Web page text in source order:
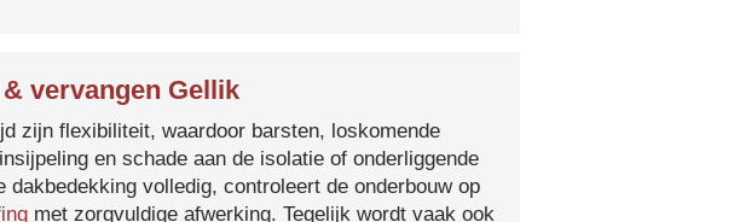
vervangen Gellik
zijn flexibiliteit, waardoor barsten, loskomende
en schade aan de isolatie of onderliggende
volledig, controleert de onderbouw op
met zorgvuldige afwerking. Tegelijk wordt vaak ook